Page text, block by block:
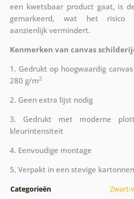
een kwetsbaar product gaat, is
gemarkeerd, wat het risico
aanzienlijk vermindert.
Kenmerken van canvas
1. Gedrukt op hoogwaardig
280 g/m2
2. Geen extra lijst nodig
3. Gedrukt met moderne
kleurintensiteit
4. Eenvoudige montage
5. Verpakt in een stevige
Categorieën Zwart-